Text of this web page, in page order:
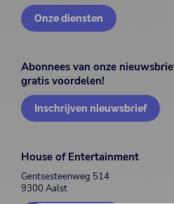
Onze diensten
Abonnees van onze
gratis voordelen!
Inschrijven nieuwsbrief
House of Entertainment
Gentsesteenweg 514
9300 Aalst